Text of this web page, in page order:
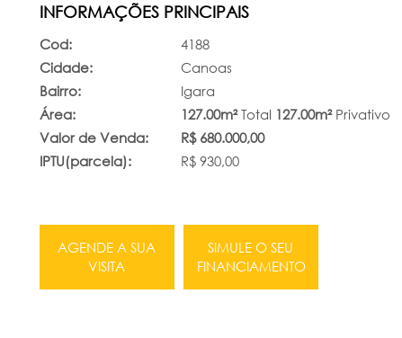
INFORMAÇÕES PRINCIPAIS
Cod:
4188
Cidade:
Canoas
Bairro:
Igara
Área:
127.00m²Total 127.00m²Privativo
Valor de Venda:
R$ 680.000,00
IPTU(parcela):
R$ 930,00
AGENDE A SUA
VISITA
SIMULE O SEU
FINANCIAMENTO